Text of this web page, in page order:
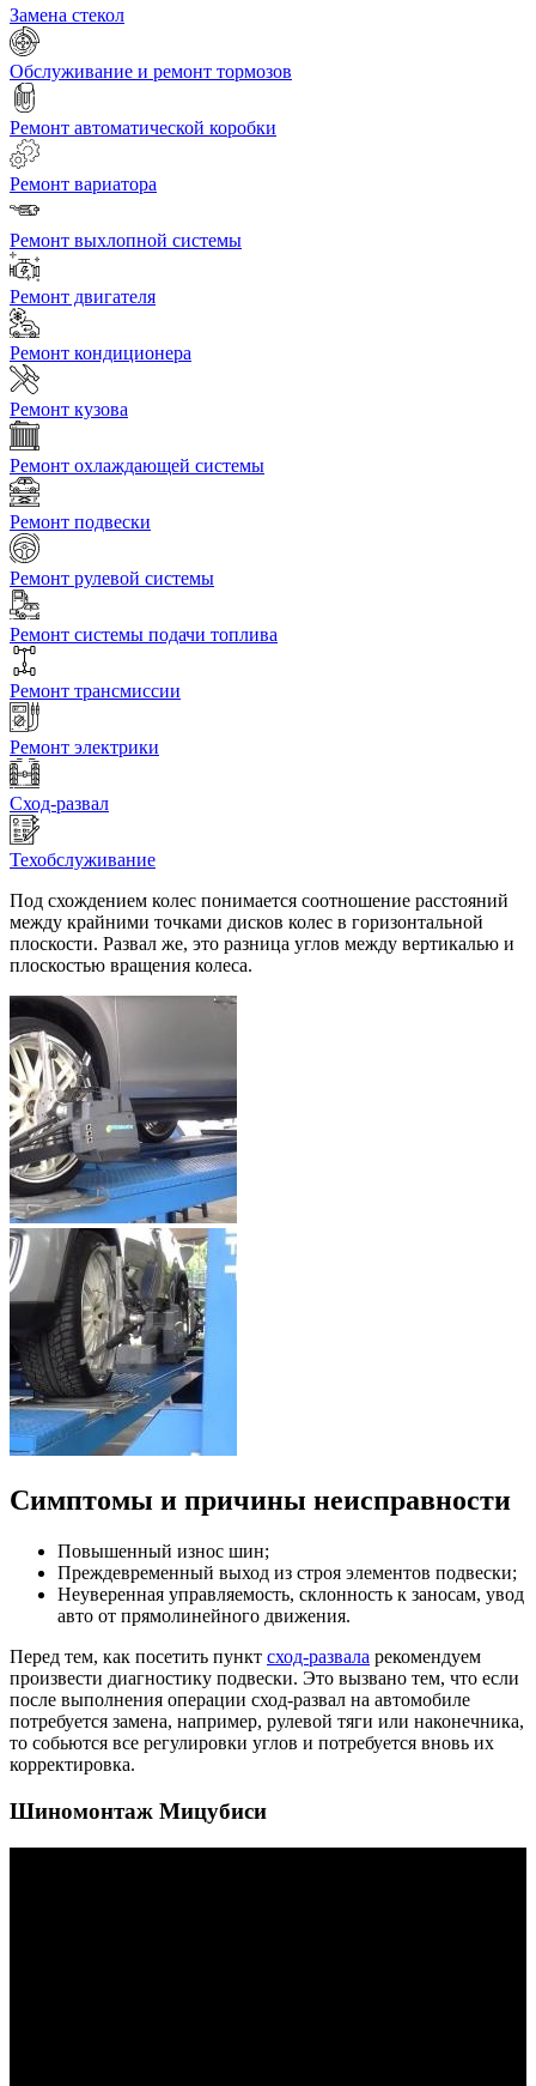
Замена стекол
Обслуживание и ремонт тормозов
Ремонт автоматической коробки
Ремонт вариатора
Ремонт выхлопной системы
Ремонт двигателя
Ремонт кондиционера
Ремонт кузова
Ремонт охлаждающей системы
Ремонт подвески
Ремонт рулевой системы
Ремонт системы подачи топлива
Ремонт трансмиссии
Ремонт электрики
Сход-развал
Техобслуживание
Под схождением колес понимается соотношение расстояний
между крайними точками дисков колес в горизонтальной
плоскости. Развал же, это разница углов между вертикалью и
плоскостью вращения колеса.
Симптомы и причины неисправности
Повышенный износ шин;
Преждевременный выход из строя элементов подвески;
Неуверенная управляемость, склонность к заносам, увод
авто от прямолинейного движения.
Перед тем, как посетить пункт сход-развала рекомендуем
произвести диагностику подвески. Это вызвано тем, что если
после выполнения операции сход-развал на автомобиле
потребуется замена, например, рулевой тяги или наконечника,
то собьются все регулировки углов и потребуется вновь их
корректировка.
Шиномонтаж Мицубиси